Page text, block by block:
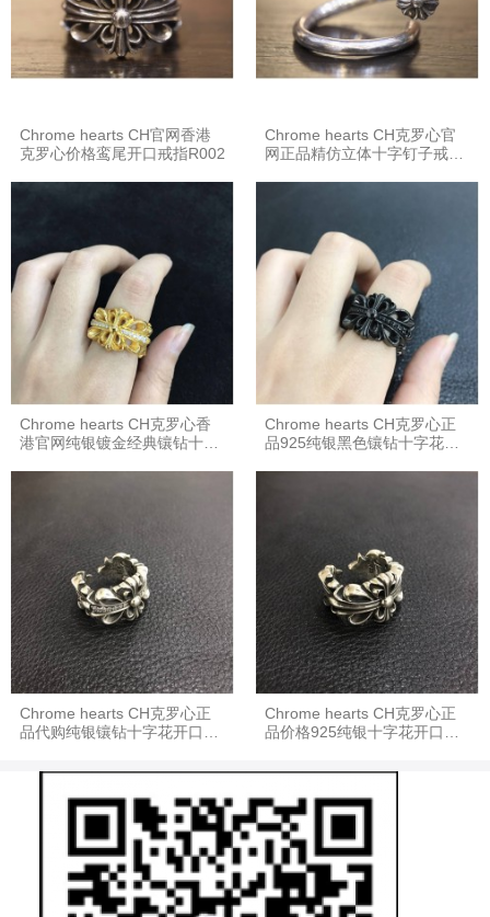
Chrome hearts CH官网香港
克罗心价格鸾尾开口戒指R002
Chrome hearts CH克罗心官
网正品精仿立体十字钉子戒指
Chrome hearts CH克罗心香
港官网纯银镀金经典镶钻十字
Chrome hearts CH克罗心正
品925纯银黑色镶钻十字花开
Chrome hearts CH克罗心正
品代购纯银镶钻十字花开口戒
Chrome hearts CH克罗心正
品价格925纯银十字花开口戒